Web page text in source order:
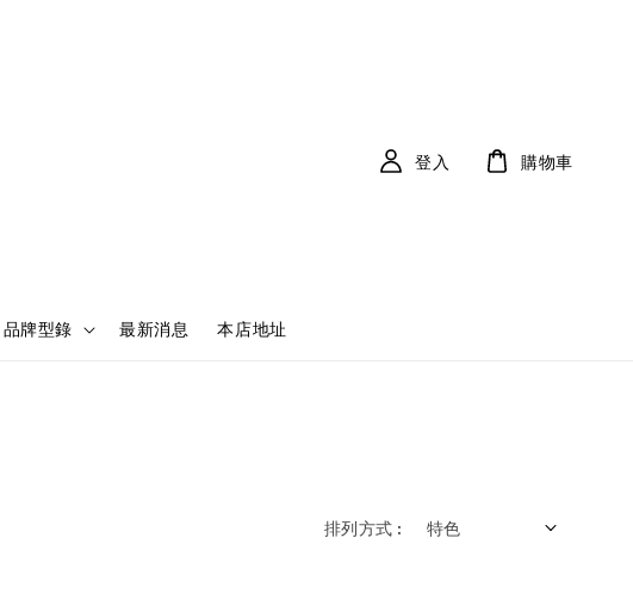
品牌型錄 最新消息 本店地址
登入 購物車
排列方式 :